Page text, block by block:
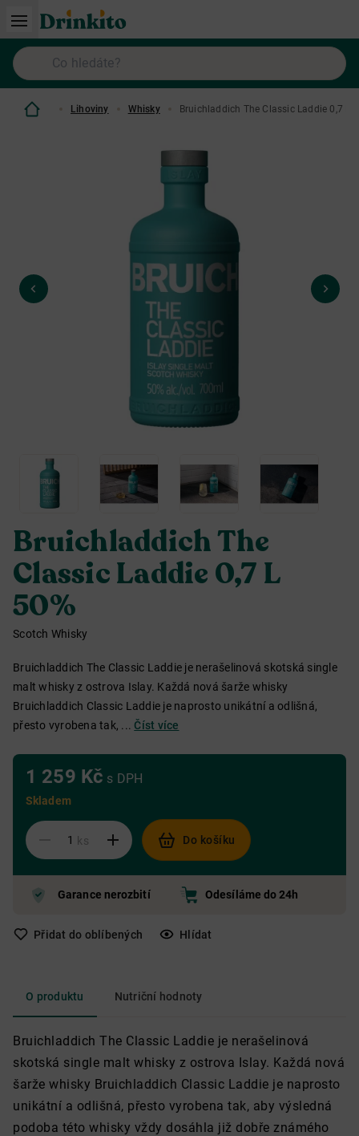
Lihoviny Whisky Bruichladdich The Classic Laddie 0,7 L
Bruichladdich The
Classic Laddie 0,7 L
50%
Scotch Whisky
Bruichladdich The Classic Laddie je nerašelinová skotská single
malt whisky z ostrova Islay. Každá nová šarže whisky
Bruichladdich Classic Laddie je naprosto unikátní a odlišná,
přesto vyrobena tak, ... Číst více
1 259 Kč s DPH
Skladem
ks Do košíku
Garance nerozbití Odesíláme do 24h
Přidat do oblíbených Hlídat
O produktu Nutriční hodnoty
Bruichladdich The Classic Laddie je nerašelinová
skotská single malt whisky z ostrova Islay. Každá nová
šarže whisky Bruichladdich Classic Laddie je naprosto
unikátní a odlišná, přesto vyrobena tak, aby výsledná
podoba této whisky vždy dosáhla již dobře známého